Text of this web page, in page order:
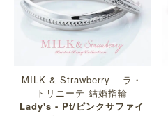
MILK & Strawberry – ラ・
トリニーテ 結婚指輪
Lady's - Pt/ピンクサファイ